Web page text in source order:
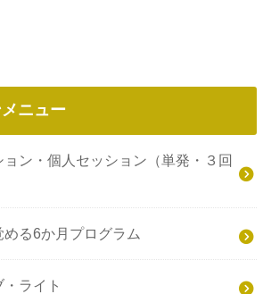
ニュー
ン・個人セッション（単発・３回
る6か月プログラム
ライト